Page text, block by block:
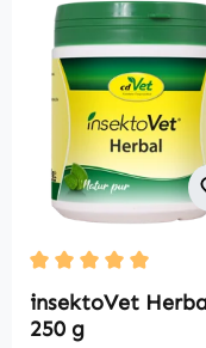
Durchschnittliche
insektoVet
250 g